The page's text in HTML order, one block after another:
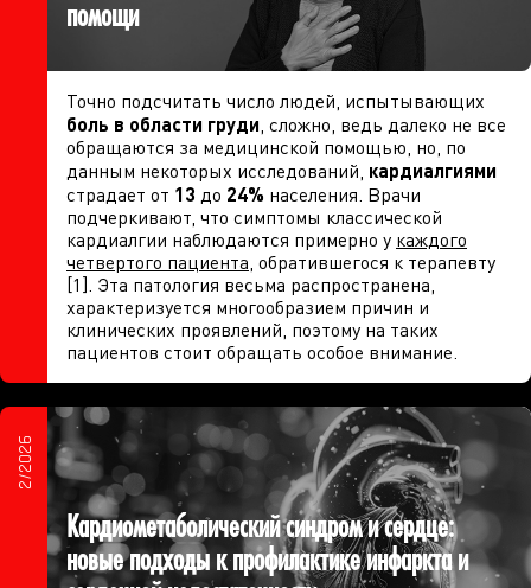
помощи
Точно подсчитать число людей, испытывающих
боль в области груди , сложно, ведь далеко не все
обращаются за медицинской помощью, но, по
данным некоторых исследований, кардиалгиями
страдает от 13 до 24% населения. Врачи
подчеркивают, что симптомы классической
кардиалгии наблюдаются примерно у каждого
четвертого пациента , обратившегося к терапевту
[1]. Эта патология весьма распространена,
характеризуется многообразием причин и
клинических проявлений, поэтому на таких
пациентов стоит обращать особое внимание.
2/2026
Кардиометаболический синдром и сердце:
новые подходы к профилактике инфаркта и